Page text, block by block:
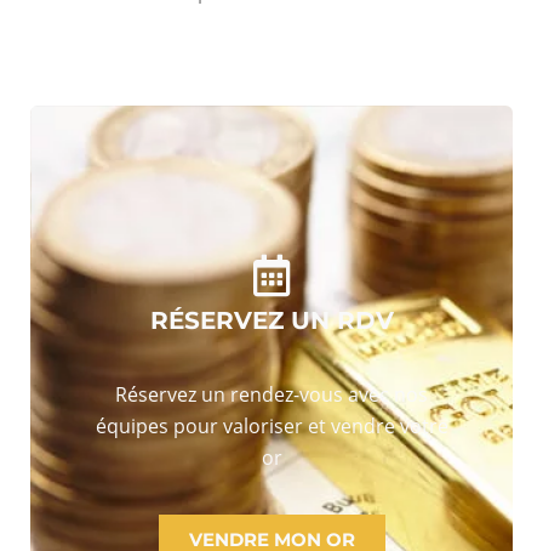
RÉSERVEZ UN RDV
Réservez un rendez-vous avec nos
équipes pour valoriser et vendre votre
or
VENDRE MON OR